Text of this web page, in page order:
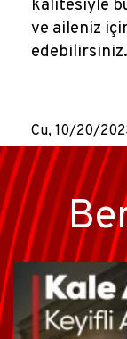
kalitesiyle
ve aileniz
edebilirsiniz.
Cu, 10/20/